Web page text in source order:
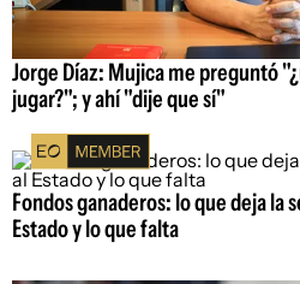
Jorge Díaz: Mujica me preguntó
jugar?"; y ahí "dije que sí"
Fondos ganaderos: lo que deja la
Estado y lo que falta